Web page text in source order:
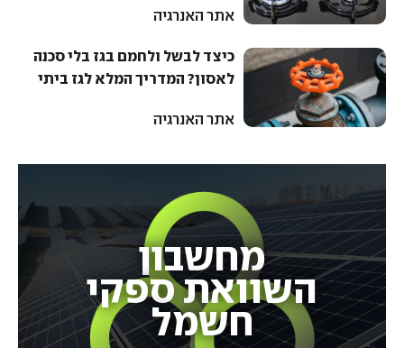
אתר האנרגיה
כיצד לבשל ולחמם בגז בלי סכנה
לאסון? המדריך המלא לגז ביתי
אתר האנרגיה
מחשבון
השוואת ספקי
חשמל